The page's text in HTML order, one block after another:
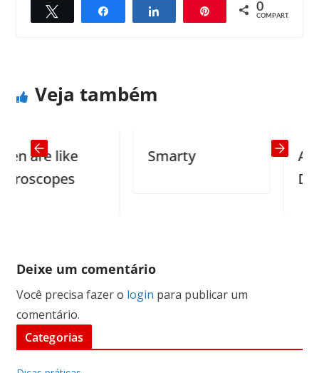
Compartilhar Compartilhar 0
COMPART.
← Previous
Next →
Veja também
are like
Smarty
At the
Deixe um comentário
Você precisa fazer o login para publicar um
comentário.
Categorias